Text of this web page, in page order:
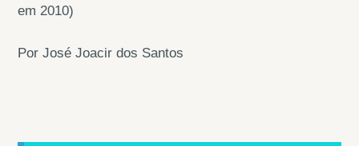
em 2010)
Por José Joacir dos Santos